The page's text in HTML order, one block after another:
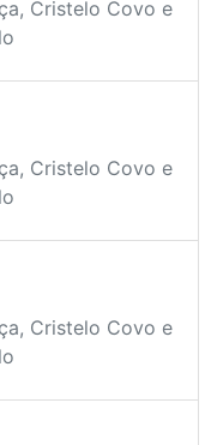
Cristelo Covo e
Cristelo Covo e
Cristelo Covo e